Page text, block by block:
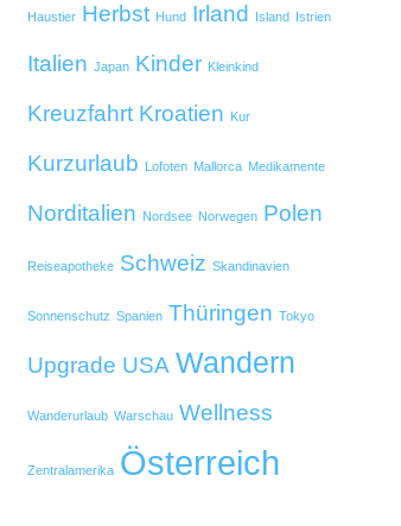
Haustier Herbst Hund Irland Island Istrien
Italien Japan Kinder Kleinkind
Kreuzfahrt Kroatien Kur
Kurzurlaub Lofoten Mallorca Medikamente
Norditalien Nordsee Norwegen Polen
Reiseapotheke Schweiz Skandinavien
Sonnenschutz Spanien Thüringen Tokyo
Upgrade USA Wandern
Wanderurlaub Warschau Wellness
Zentralamerika Österreich